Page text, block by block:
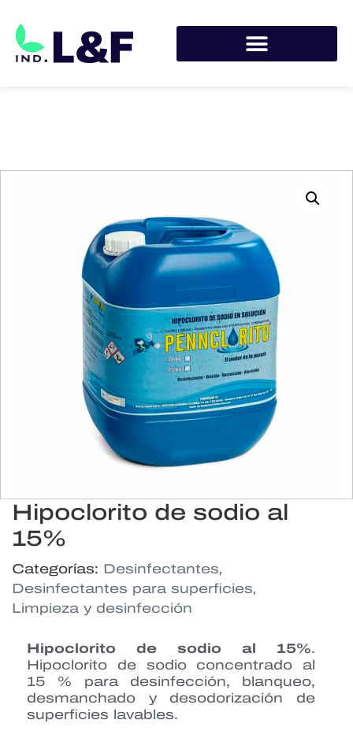
Hipoclorito de sodio al
15%
Categorías: Desinfectantes,
Desinfectantes para superficies,
Limpieza y desinfección
Hipoclorito de sodio al 15%.
Hipoclorito de sodio concentrado al
15 % para desinfección, blanqueo,
desmanchado y desodorización de
superficies lavables.